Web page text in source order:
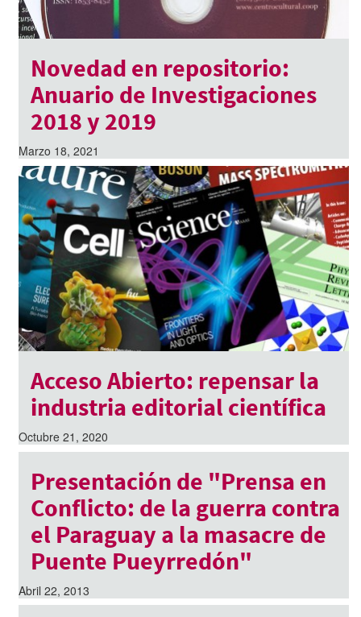
Novedad en repositorio:
Anuario de Investigaciones
2018 y 2019
Marzo 18, 2021
Acceso Abierto: repensar la
industria editorial científica
Octubre 21, 2020
Presentación de "Prensa en
Conflicto: de la guerra contra
el Paraguay a la masacre de
Puente Pueyrredón"
Abril 22, 2013